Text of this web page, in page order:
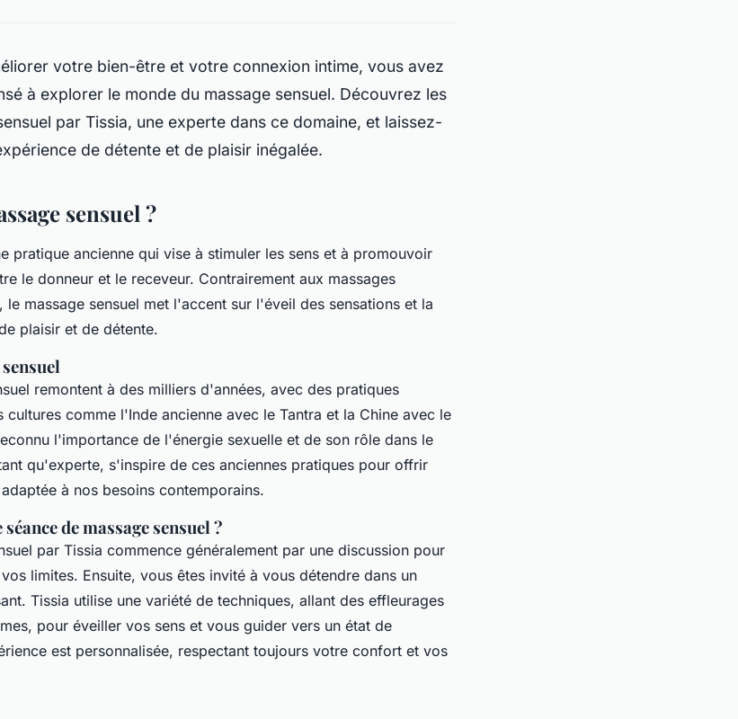
votre bien-être et votre connexion intime, vous avez
à explorer le monde du massage sensuel. Découvrez les
par Tissia, une experte dans ce domaine, et laissez-
de détente et de plaisir inégalée.
sensuel ?
pratique ancienne qui vise à stimuler les sens et à promouvoir
le donneur et le receveur. Contrairement aux massages
massage sensuel met l'accent sur l'éveil des sensations et la
plaisir et de détente.
remontent à des milliers d'années, avec des pratiques
cultures comme l'Inde ancienne avec le Tantra et la Chine avec le
l'importance de l'énergie sexuelle et de son rôle dans le
qu'experte, s'inspire de ces anciennes pratiques pour offrir
à nos besoins contemporains.
de massage sensuel ?
par Tissia commence généralement par une discussion pour
limites. Ensuite, vous êtes invité à vous détendre dans un
Tissia utilise une variété de techniques, allant des effleurages
pour éveiller vos sens et vous guider vers un état de
est personnalisée, respectant toujours votre confort et vos